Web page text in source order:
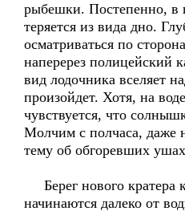
рыбешки. Постепенно, в
теряется из вида дно.
осматриваться по
наперерез полицейский
вид лодочника вселяет
произойдет. Хотя, на
чувствуется, что
Молчим с полчаса, даже
тему об обгоревших
Берег нового кратера
начинаются далеко от